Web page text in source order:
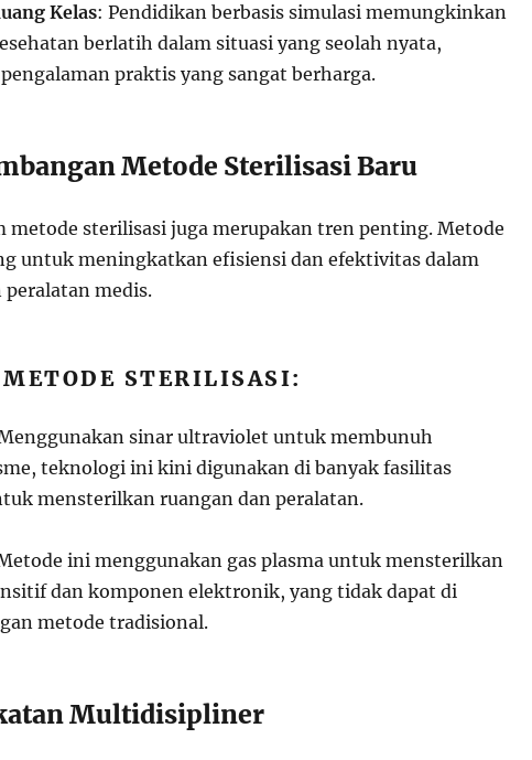
Kelas: Pendidikan berbasis simulasi memungkinkan
berlatih dalam situasi yang seolah nyata,
praktis yang sangat berharga.
Metode Sterilisasi Baru
metode sterilisasi juga merupakan tren penting. Metode
untuk meningkatkan efisiensi dan efektivitas dalam
medis.
STERILISASI:
sinar ultraviolet untuk membunuh
teknologi ini kini digunakan di banyak fasilitas
mensterilkan ruangan dan peralatan.
ini menggunakan gas plasma untuk mensterilkan
dan komponen elektronik, yang tidak dapat di
metode tradisional.
Multidisipliner